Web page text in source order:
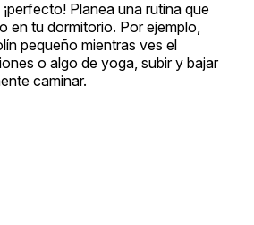
Planea una rutina que
en tu dormitorio. Por ejemplo,
pequeño mientras ves el
o algo de yoga, subir y bajar
caminar.